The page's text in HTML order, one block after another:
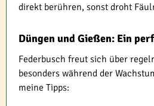
direkt berühren, sonst droht
Düngen und Gießen: Ein
Federbusch freut sich über
besonders während der
meine Tipps: